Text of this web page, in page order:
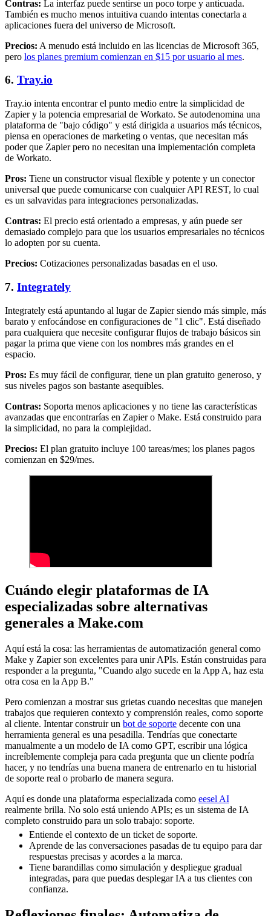
Contras: La interfaz puede sentirse un poco torpe y anticuada.
También es mucho menos intuitiva cuando intentas conectarla a
aplicaciones fuera del universo de Microsoft.
Precios: A menudo está incluido en las licencias de Microsoft 365,
pero los planes premium comienzan en $15 por usuario al mes.
6. Tray.io
Tray.io intenta encontrar el punto medio entre la simplicidad de
Zapier y la potencia empresarial de Workato. Se autodenomina una
plataforma de "bajo código" y está dirigida a usuarios más técnicos,
piensa en operaciones de marketing o ventas, que necesitan más
poder que Zapier pero no necesitan una implementación completa
de Workato.
Pros: Tiene un constructor visual flexible y potente y un conector
universal que puede comunicarse con cualquier API REST, lo cual
es un salvavidas para integraciones personalizadas.
Contras: El precio está orientado a empresas, y aún puede ser
demasiado complejo para que los usuarios empresariales no técnicos
lo adopten por su cuenta.
Precios: Cotizaciones personalizadas basadas en el uso.
7. Integrately
Integrately está apuntando al lugar de Zapier siendo más simple, más
barato y enfocándose en configuraciones de "1 clic". Está diseñado
para cualquiera que necesite configurar flujos de trabajo básicos sin
pagar la prima que viene con los nombres más grandes en el
espacio.
Pros: Es muy fácil de configurar, tiene un plan gratuito generoso, y
sus niveles pagos son bastante asequibles.
Contras: Soporta menos aplicaciones y no tiene las características
avanzadas que encontrarías en Zapier o Make. Está construido para
la simplicidad, no para la complejidad.
Precios: El plan gratuito incluye 100 tareas/mes; los planes pagos
comienzan en $29/mes.
Cuándo elegir plataformas de IA
especializadas sobre alternativas
generales a Make.com
Aquí está la cosa: las herramientas de automatización general como
Make y Zapier son excelentes para unir APIs. Están construidas para
responder a la pregunta, "Cuando algo sucede en la App A, haz esta
otra cosa en la App B."
Pero comienzan a mostrar sus grietas cuando necesitas que manejen
trabajos que requieren contexto y comprensión reales, como soporte
al cliente. Intentar construir un bot de soporte decente con una
herramienta general es una pesadilla. Tendrías que conectarte
manualmente a un modelo de IA como GPT, escribir una lógica
increíblemente compleja para cada pregunta que un cliente podría
hacer, y no tendrías una buena manera de entrenarlo en tu historial
de soporte real o probarlo de manera segura.
Aquí es donde una plataforma especializada como eesel AI
realmente brilla. No solo está uniendo APIs; es un sistema de IA
completo construido para un solo trabajo: soporte.
Entiende el contexto de un ticket de soporte.
Aprende de las conversaciones pasadas de tu equipo para dar
respuestas precisas y acordes a la marca.
Tiene barandillas como simulación y despliegue gradual
integradas, para que puedas desplegar IA a tus clientes con
confianza.